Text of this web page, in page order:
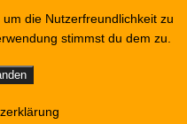
die Nutzerfreundlichkeit zu
stimmst du dem zu.